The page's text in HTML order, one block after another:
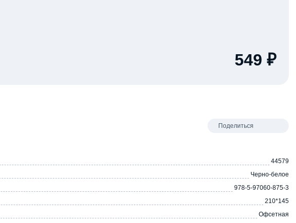
549 ₽
Поделиться
44579
Черно-белое
978-5-97060-875-3
210*145
Офсетная